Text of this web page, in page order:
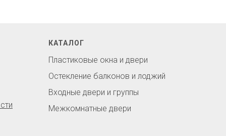
КАТАЛОГ
Пластиковые окна и двери
Остекление балконов и лоджий
Входные двери и группы
Межкомнатные двери